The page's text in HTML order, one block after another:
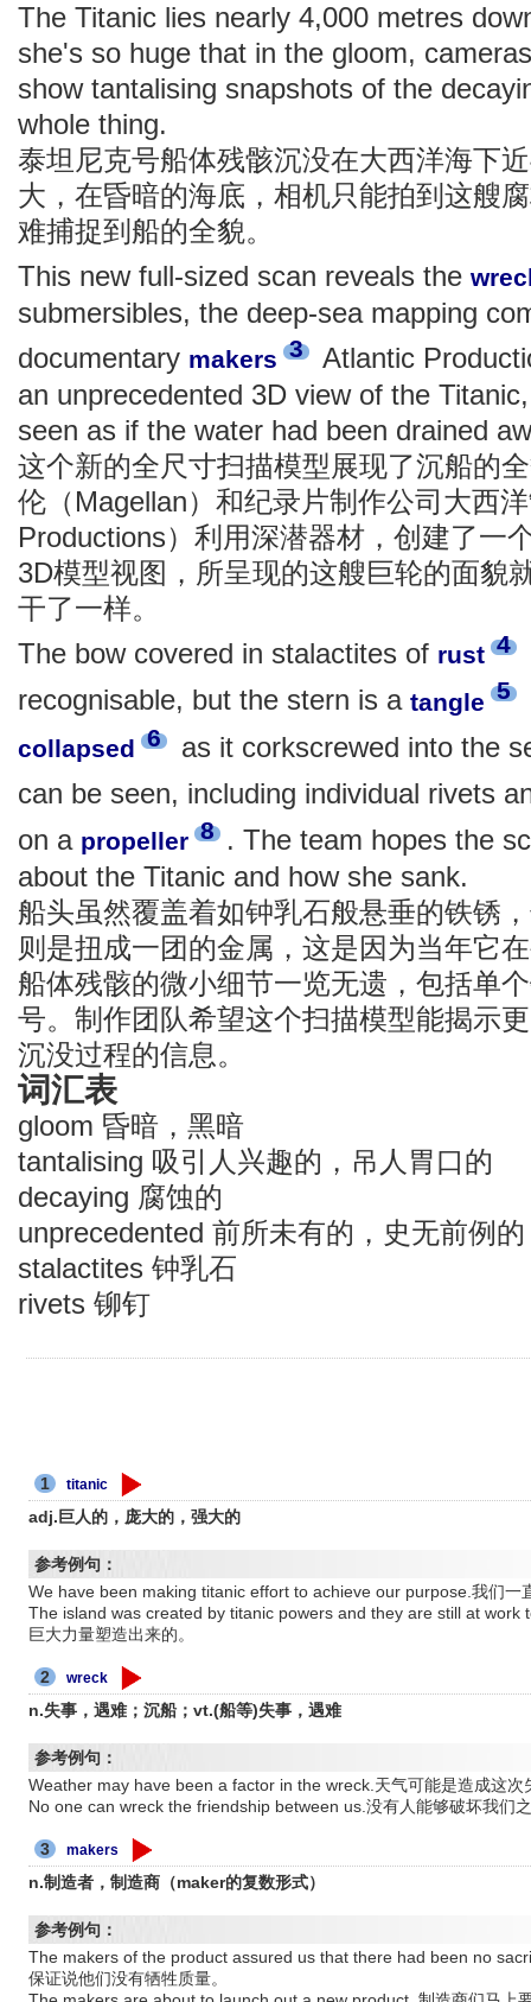
The Titanic lies nearly 4,000 metres
she's so huge that in the gloom,
show tantalising snapshots of the
whole thing.
泰坦尼克号船体残骸沉没在大西洋海下
大，在昏暗的海底，相机只能拍到这艘
难捕捉到船的全貌。
This new full-sized scan reveals the
submersibles, the deep-sea mapping
documentary makers 3
Atlantic
an unprecedented 3D view of the
seen as if the water had been drained
这个新的全尺寸扫描模型展现了沉船的
伦（Magellan）和纪录片制作公司大西
Productions）利用深潜器材，创建了一
3D模型视图，所呈现的这艘巨轮的面貌
干了一样。
The bow covered in stalactites of rust 4
recognisable, but the stern is a tangle 5
collapsed 6
as it corkscrewed into the
can be seen, including individual rivets
on a propeller 8 . The team hopes the
about the Titanic and how she sank.
船头虽然覆盖着如钟乳石般悬垂的铁锈
则是扭成一团的金属，这是因为当年它
船体残骸的微小细节一览无遗，包括单
号。制作团队希望这个扫描模型能揭示
沉没过程的信息。
词汇表
gloom 昏暗，黑暗
tantalising 吸引人兴趣的，吊人胃口的
decaying 腐蚀的
unprecedented 前所未有的，史无前例的
stalactites 钟乳石
rivets 铆钉
1 titanic
adj.巨人的，庞大的，强大的
参考例句：
We have been making titanic effort to achieve our purpose.我们一
The island was created by titanic powers and they are still at work
巨大力量塑造出来的。
2 wreck
n.失事，遇难；沉船；vt.(船等)失事，遇难
参考例句：
Weather may have been a factor in the wreck.天气可能是造成这次
No one can wreck the friendship between us.没有人能够破坏我们
3 makers
n.制造者，制造商（maker的复数形式）
参考例句：
The makers of the product assured us that there had been no
保证说他们没有牺牲质量。